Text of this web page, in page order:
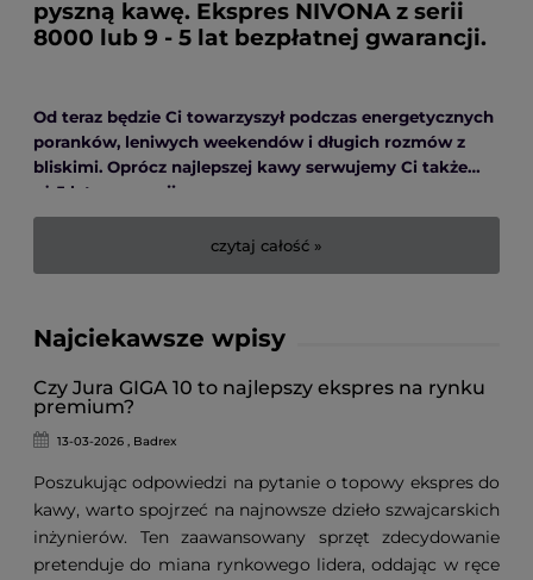
pyszną kawę. Ekspres NIVONA z serii
8000 lub 9 - 5 lat bezpłatnej gwarancji.
Od teraz będzie Ci towarzyszył podczas energetycznych
poranków, leniwych weekendów i długich rozmów z
bliskimi. Oprócz najlepszej kawy serwujemy Ci także…
aż 5 lat gwarancji.
czytaj całość »
Najciekawsze wpisy
Czy Jura GIGA 10 to najlepszy ekspres na rynku
premium?
13-03-2026 , Badrex
Poszukując odpowiedzi na pytanie o topowy ekspres do
kawy, warto spojrzeć na najnowsze dzieło szwajcarskich
inżynierów. Ten zaawansowany sprzęt zdecydowanie
pretenduje do miana rynkowego lidera, oddając w ręce